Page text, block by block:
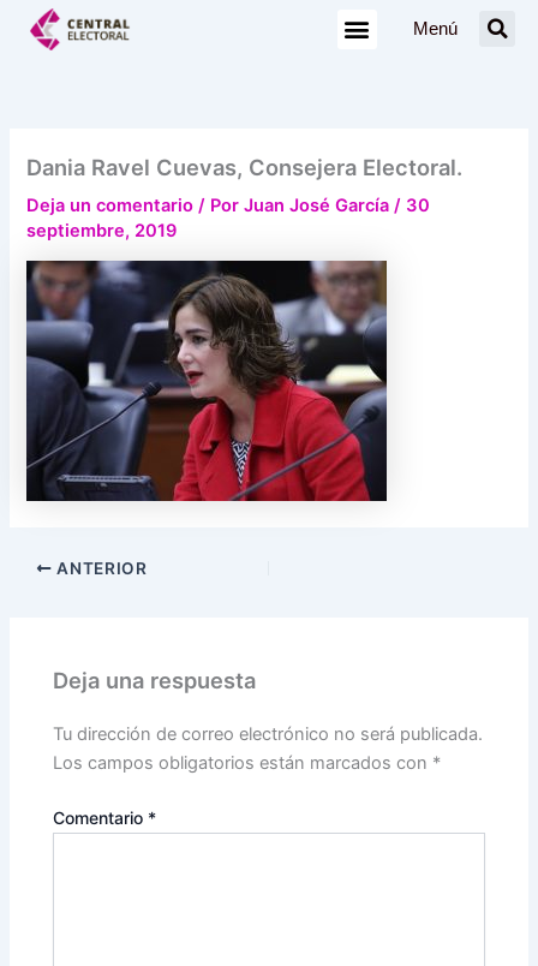
Menú
Dania Ravel Cuevas, Consejera Electoral.
Deja un comentario / PorJuan José García/ 30
septiembre, 2019
ANTERIOR
Deja una respuesta
Tu dirección de correo electrónico no será publicada.
Los campos obligatorios están marcados con *
Comentario *